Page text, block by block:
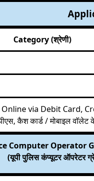
Category (श्रेणी)
Online via Debit Card,
कैश कार्ड / मोबाइल
Computer Operator
(यूपी पुलिस कंप्यूटर ऑपरेटर